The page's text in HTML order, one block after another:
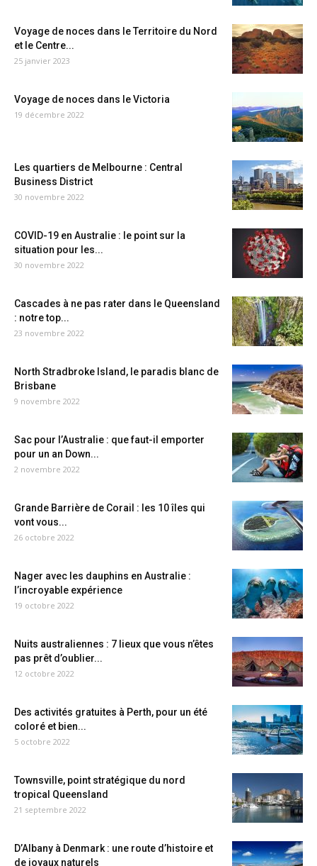
Voyage de noces dans le Territoire du Nord
et le Centre...
25 janvier 2023
Voyage de noces dans le Victoria
19 décembre 2022
Les quartiers de Melbourne : Central
Business District
30 novembre 2022
COVID-19 en Australie : le point sur la
situation pour les...
30 novembre 2022
Cascades à ne pas rater dans le Queensland
: notre top...
23 novembre 2022
North Stradbroke Island, le paradis blanc de
Brisbane
9 novembre 2022
Sac pour l’Australie : que faut-il emporter
pour un an Down...
2 novembre 2022
Grande Barrière de Corail : les 10 îles qui
vont vous...
26 octobre 2022
Nager avec les dauphins en Australie :
l’incroyable expérience
19 octobre 2022
Nuits australiennes : 7 lieux que vous n’êtes
pas prêt d’oublier...
12 octobre 2022
Des activités gratuites à Perth, pour un été
coloré et bien...
5 octobre 2022
Townsville, point stratégique du nord
tropical Queensland
21 septembre 2022
D’Albany à Denmark : une route d’histoire et
de joyaux naturels